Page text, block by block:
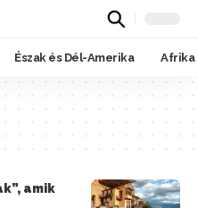
Észak és Dél-Amerika Afrika
amik